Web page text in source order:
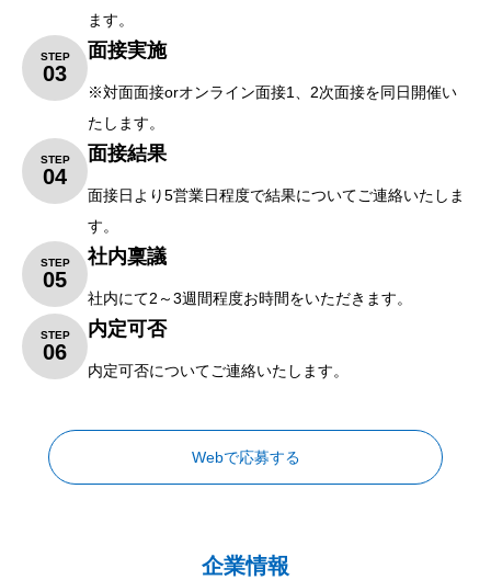
ます。
STEP
03
面接実施
※対面面接orオンライン面接1、2次面接を同日開催い
たします。
STEP
04
面接結果
面接日より5営業日程度で結果についてご連絡いたしま
す。
STEP
05
社内稟議
社内にて2～3週間程度お時間をいただきます。
STEP
06
内定可否
内定可否についてご連絡いたします。
Webで応募する
企業情報